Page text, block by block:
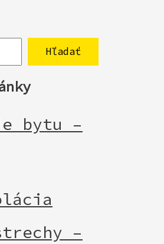
Hľadať
bytu –
–